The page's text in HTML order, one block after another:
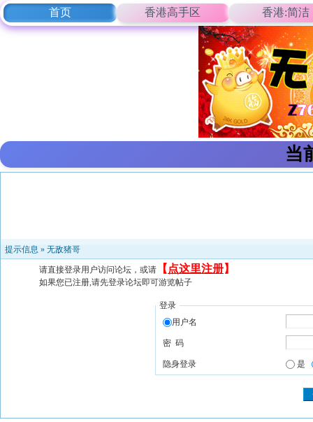
首页 香港高手区 香港:简洁
当
提示信息 » 无敌猪哥
请直接登录用户访问论坛，或请 【 点这里注册】
如果您已注册,请先登录论坛即可游览帖子
登录
用户名
密 码
隐身登录 是